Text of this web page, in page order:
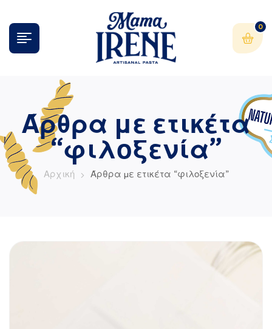
0
Άρθρα με ετικέτα
“φιλοξενία”
Αρχική Άρθρα με ετικέτα “φιλοξενία”